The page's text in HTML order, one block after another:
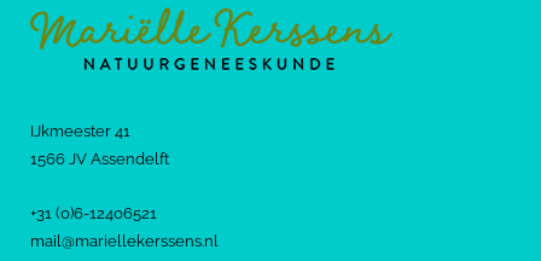
IJkmeester 41
1566 JV Assendelft
+31 (0)6-12406521
mail@mariellekerssens.nl